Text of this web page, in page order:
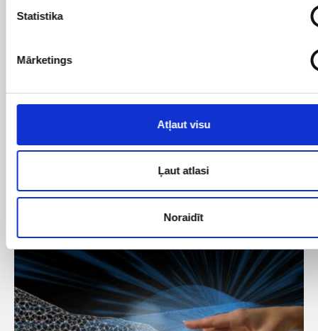
Statistika
Mārketings
Atļaut visu
Ļaut atlasi
Noraidīt
Mājas lapas optimizācija
Kāpēc mana mājaslapa nav indeksējusies?